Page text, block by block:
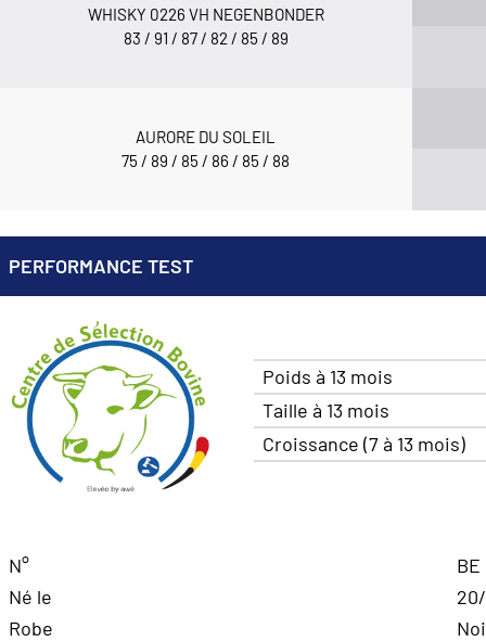
WHISKY 0226 VH NEGENBONDER
83 / 91 / 87 / 82 / 85 / 89
AURORE DU SOLEIL
75 / 89 / 85 / 86 / 85 / 88
PERFORMANCE TEST
Poids à 13 mois
Taille à 13 mois
Croissance (7 à 13 mois)
N°
BE
Né le
Robe